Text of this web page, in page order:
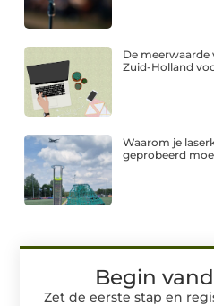
De meerwaarde
Zuid-Holland
Waarom je
geprobeerd
Begin
Zet de eerste stap en